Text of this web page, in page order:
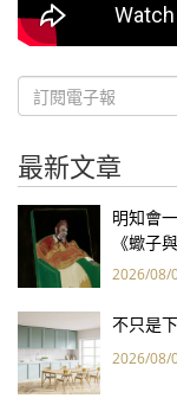
最新文章
明知會
《蠍子
2026/08/
不只是
2026/08/